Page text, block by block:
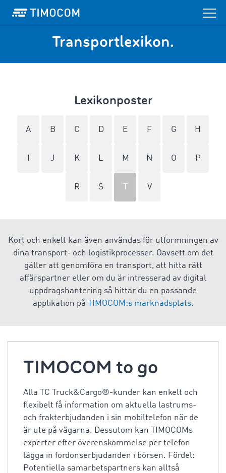
Transportlexikon.
Lexikonposter
A B C D E F G H
J K L M N O P
R S V
Kort och enkelt kan även användas för utformningen av
dina transport- och logistikprocesser. Oavsett om det
gäller att genomföra en transport, att hitta rätt
affärspartner eller om du är intresserad av digital
uppdragshantering så hittar du en passande
applikation på
TIMOCOM:s marknadsplats.
TIMOCOM to go
Alla TC Truck&Cargo®-kunder kan enkelt och
flexibelt få information om aktuella lastrums-
och frakterbjudanden i sin mobiltelefon när de
är ute på vägarna. Dessutom kan TIMOCOMs
experter efter överenskommelse per telefon
lägga in fordonserbjudanden i börsen. Fördel:
Potentiella samarbetspartners kan alltså